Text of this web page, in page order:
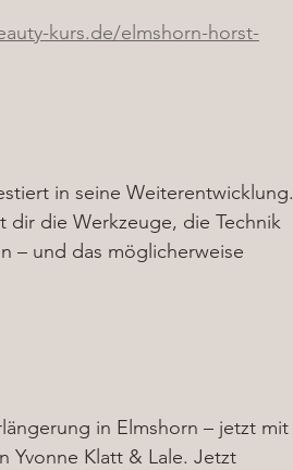
kurs.de/elmshorn-horst-
in seine Weiterentwicklung.
dir die Werkzeuge, die Technik
– und das möglicherweise
in Elmshorn – jetzt mit
Yvonne Klatt & Lale. Jetzt